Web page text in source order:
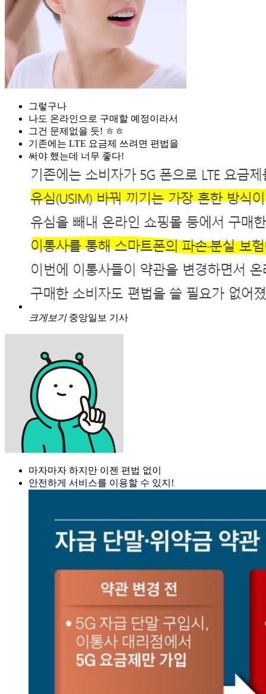
그렇구나
나도 온라인으로 구매할 예정이라서
그건 문제없을 듯! ㅎㅎ
기존에는 LTE 요금제 쓰려면 편법을
써야 했는데 너무 좋다!
크게보기 중앙일보 기사
마자마자 하지만 이젠 편법 없이
안전하게 서비스를 이용할 수 있지!